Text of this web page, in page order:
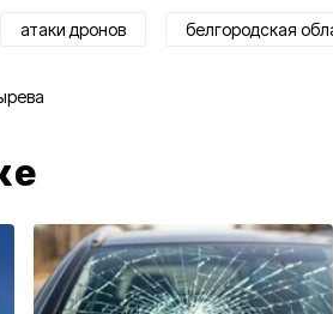
атаки дронов белгородская